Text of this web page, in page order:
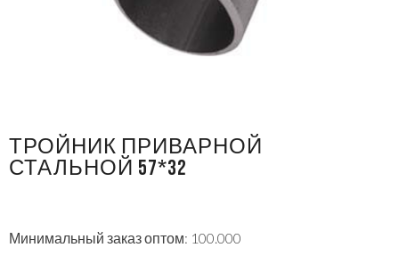
ТРОЙНИК ПРИВАРНОЙ
СТАЛЬНОЙ 57*32
Минимальный заказ оптом: 100.000